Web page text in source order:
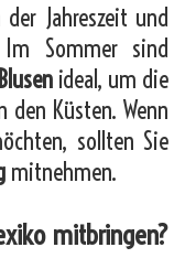
Jahreszeit und
Sommer sind
ideal, um die
den Küsten. Wenn
sollten Sie
mitnehmen.
mitbringen?